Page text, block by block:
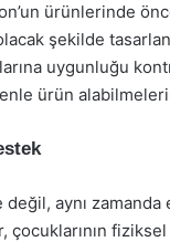
ürünlerinde
şekilde
uygunluğu
ürün
aynı
çocuklarının